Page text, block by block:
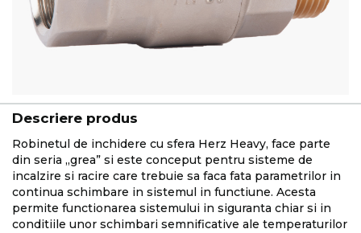
Descriere produs
Robinetul de inchidere cu sfera Herz Heavy, face parte
din seria „grea” si este conceput pentru sisteme de
incalzire si racire care trebuie sa faca fata parametrilor in
continua schimbare in sistemul in functiune. Acesta
permite functionarea sistemului in siguranta chiar si in
conditiile unor schimbari semnificative ale temperaturilor